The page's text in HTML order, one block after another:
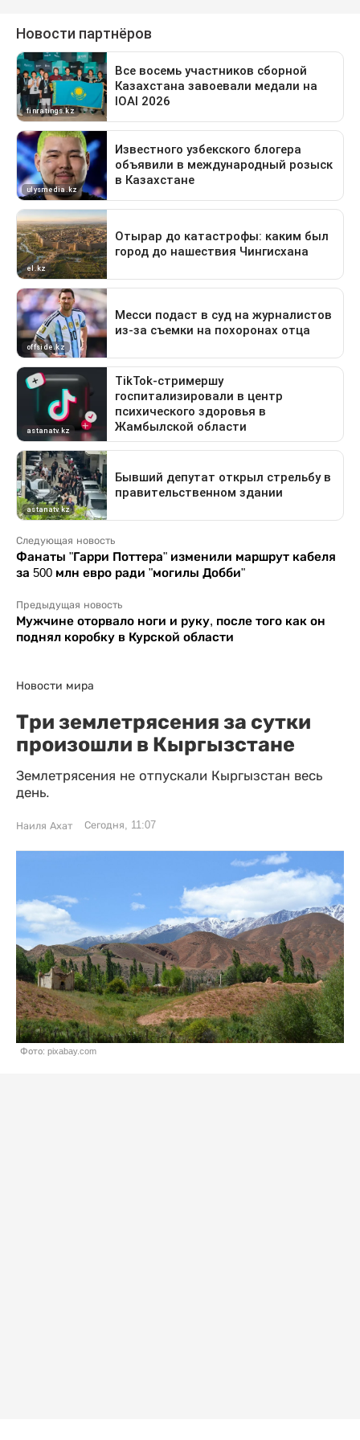
Следующая новость
Фанаты "Гарри Поттера" изменили маршрут кабеля
за 500 млн евро ради "могилы Добби"
Предыдущая новость
Мужчине оторвало ноги и руку, после того как он
поднял коробку в Курской области
Новости мира
Три землетрясения за сутки
произошли в Кыргызстане
Землетрясения не отпускали Кыргызстан весь
день.
Наиля Ахат Сегодня, 11:07
Фото: pixabay.com